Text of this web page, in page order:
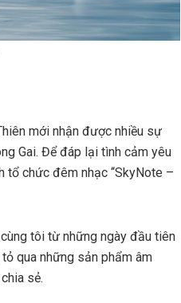
mới nhận được nhiều sự
Gai. Để đáp lại tình cảm yêu
tổ chức đêm nhạc “SkyNote –
tôi từ những ngày đầu tiên
qua những sản phẩm âm
sẻ.